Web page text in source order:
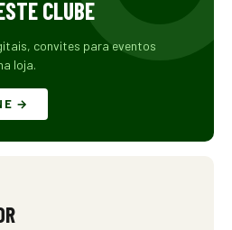
CLUBE
convites para eventos
loja.
→